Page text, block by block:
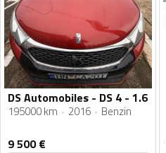
DS Automobiles - DS 4 - 1.6
195000 km 2016 Benzin
9 500€